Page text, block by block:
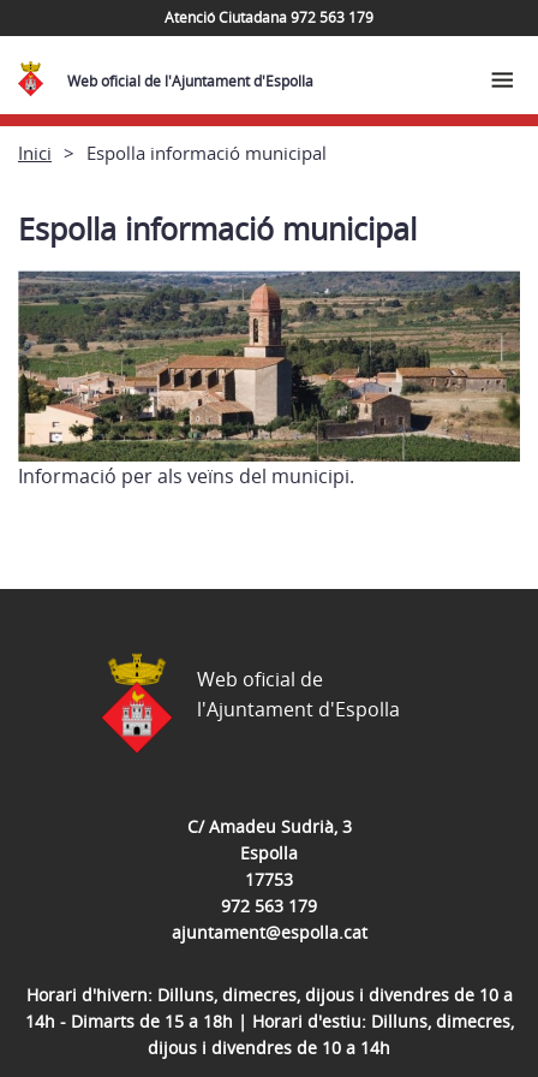
Atenció Ciutadana 972 563 179
Web oficial de l'Ajuntament d'Espolla
Inici Espolla informació municipal
Espolla informació municipal
Informació per als veïns del municipi.
C/ Amadeu Sudrià, 3
Espolla
17753
972 563 179
ajuntament@espolla.cat
Horari d'hivern: Dilluns, dimecres, dijous i divendres de 10 a
14h - Dimarts de 15 a 18h | Horari d'estiu: Dilluns, dimecres,
dijous i divendres de 10 a 14h
Web oficial de
l'Ajuntament d'Espolla